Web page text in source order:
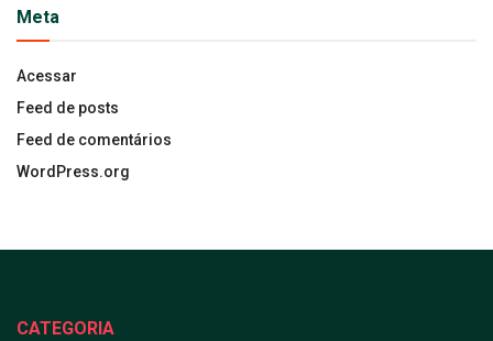
Meta
Acessar
Feed de posts
Feed de comentários
WordPress.org
CATEGORIA